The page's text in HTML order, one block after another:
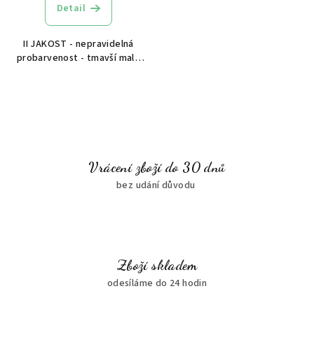
Vrácení zboží do 30 dnů
bez udání důvodu
Zboží skladem
odesíláme do 24 hodin
Detail
II JAKOST - nepravidelná
probarvenost - tmavší malé